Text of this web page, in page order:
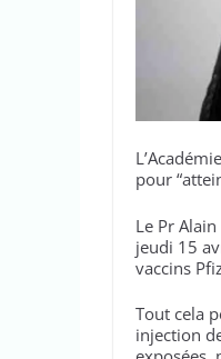
pour
Le Pr
jeudi 15
vaccins
Tout cela
injection